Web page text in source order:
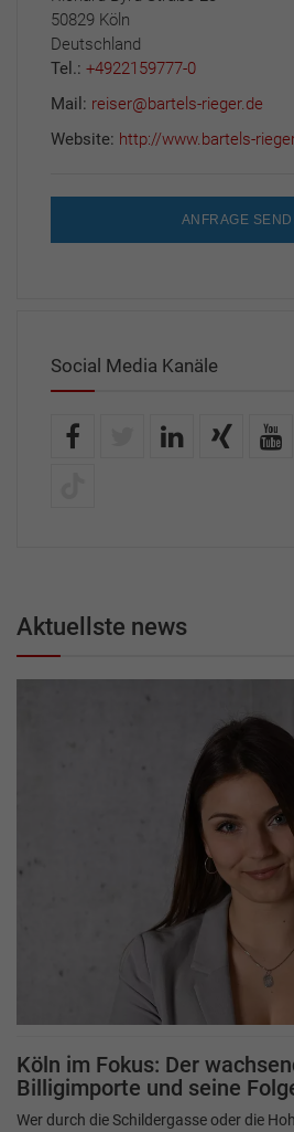
50829 Köln
Deutschland
Tel.: +4922159777-0
Mail: reiser@bartels-rieger.de
Website: http://www.bartels-
ANFRAGE
Social Media Kanäle
Aktuellste news
Köln im Fokus: Der
Billigimporte und seine
Wer durch die Schildergasse oder die